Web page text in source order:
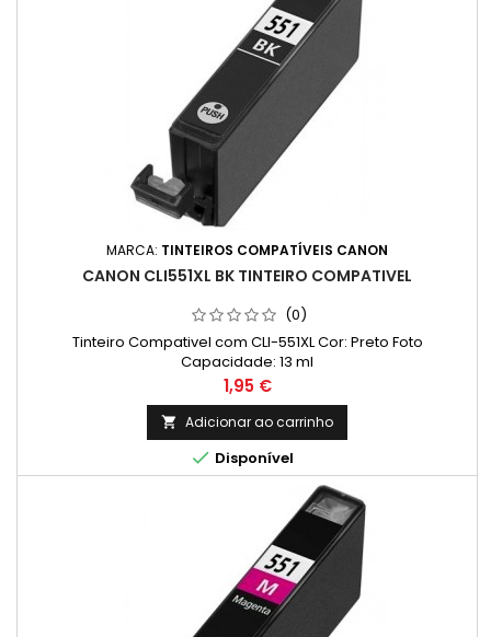
MARCA: TINTEIROS COMPATÍVEIS CANON
CANON CLI551XL BK TINTEIRO COMPATIVEL
(0)
Tinteiro Compativel com CLI-551XL Cor: Preto Foto
Capacidade: 13 ml
Preço
1,95 €
 Adicionar ao carrinho
 Disponível